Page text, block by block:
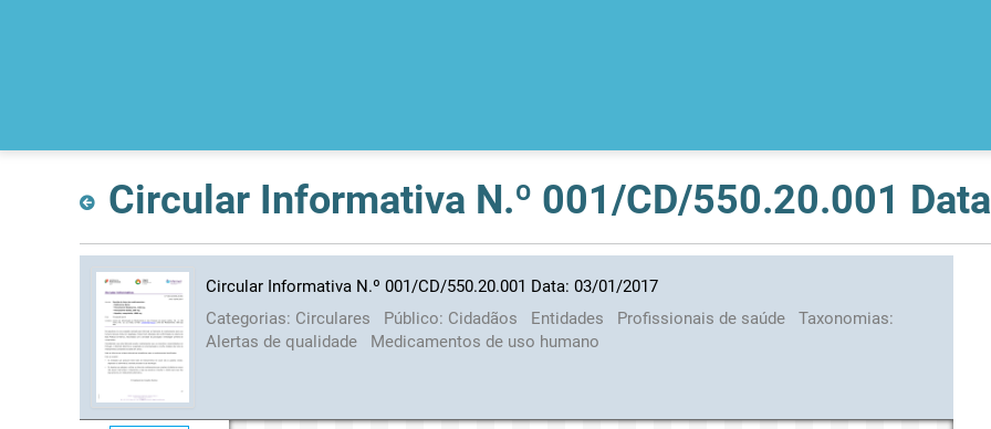
Circular Informativa N.º 001/CD/550.20.001
Circular Informativa N.º 001/CD/550.20.001 Data: 03/01/2017
Categorias: Circulares Público: Cidadãos Entidades Profissionais de saúde
Taxonomias:
Alertas de qualidade
Medicamentos de uso humano